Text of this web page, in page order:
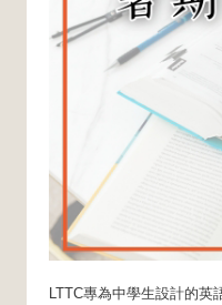
LTTC專為中學生設計的英